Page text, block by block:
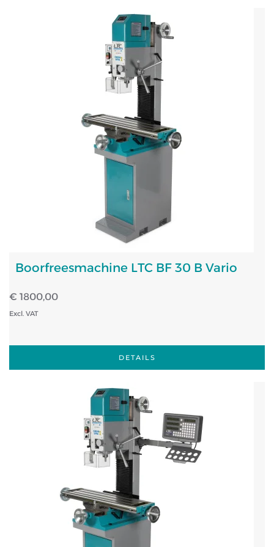
Boorfreesmachine LTC BF 30 B Vario
€ 1800,00
Excl. VAT
DETAILS